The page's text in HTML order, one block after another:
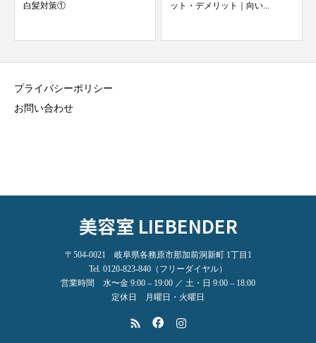
白髪対策①
ット・デメリット｜向い...
プライバシーポリシー
お問い合わせ
美容室 LIEBENDER
〒504-0021 岐阜県各務原市那加前洞新町 1丁目1
Tel. 0120-823-840（フリーダイヤル）
営業時間 水〜金 9:00 – 19:00 ／ 土・日 9:00 – 18:00
定休日 月曜日・火曜日